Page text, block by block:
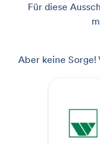
Für diese
Aber keine